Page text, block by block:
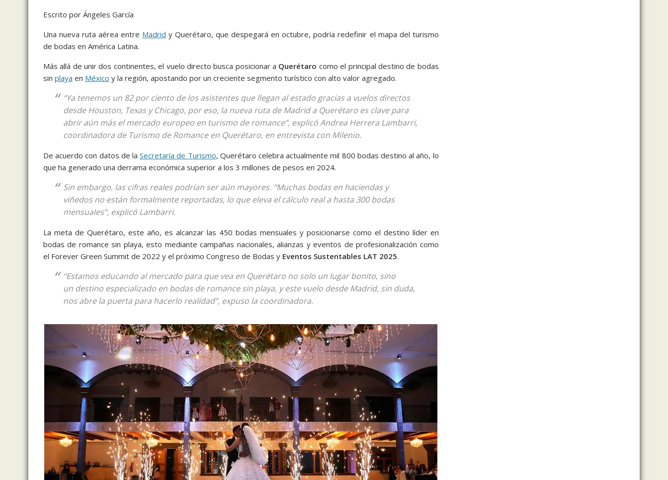
Escrito por Ángeles García
Una nueva ruta aérea entre Madrid y Querétaro, que despegará en octubre, podría redefinir el mapa del turismo
de bodas en América Latina.
Más allá de unir dos continentes, el vuelo directo busca posicionar a Querétaro como el principal destino de bodas
sin playa en México y la región, apostando por un creciente segmento turístico con alto valor agregado.
“Ya tenemos un 82 por ciento de los asistentes que llegan al estado gracias a vuelos directos
desde Houston, Texas y Chicago, por eso, la nueva ruta de Madrid a Querétaro es clave para
abrir aún más el mercado europeo en turismo de romance”, explicó Andrea Herrera Lambarri,
coordinadora de Turismo de Romance en Querétaro, en entrevista con Milenio.
De acuerdo con datos de laSecretaría de Turismo, Querétaro celebra actualmente mil 800 bodas destino al año, lo
que ha generado una derrama económica superior a los 3 millones de pesos en 2024.
Sin embargo, las cifras reales podrían ser aún mayores. “Muchas bodas en haciendas y
viñedos no están formalmente reportadas, lo que eleva el cálculo real a hasta 300 bodas
mensuales”, explicó Lambarri.
La meta de Querétaro, este año, es alcanzar las 450 bodas mensuales y posicionarse como el destino líder en
bodas de romance sin playa, esto mediante campañas nacionales, alianzas y eventos de profesionalización como
el Forever Green Summit de 2022 y el próximo Congreso de Bodas y Eventos Sustentables LAT 2025.
“Estamos educando al mercado para que vea en Querétaro no solo un lugar bonito, sino
un destino especializado en bodas de romance sin playa, y este vuelo desde Madrid, sin duda,
nos abre la puerta para hacerlo realidad”, expuso la coordinadora.